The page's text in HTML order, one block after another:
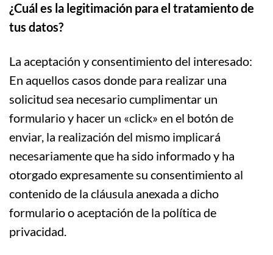
¿Cuál es la legitimación para el tratamiento de
tus datos?
La aceptación y consentimiento del interesado:
En aquellos casos donde para realizar una
solicitud sea necesario cumplimentar un
formulario y hacer un «click» en el botón de
enviar, la realización del mismo implicará
necesariamente que ha sido informado y ha
otorgado expresamente su consentimiento al
contenido de la cláusula anexada a dicho
formulario o aceptación de la política de
privacidad.